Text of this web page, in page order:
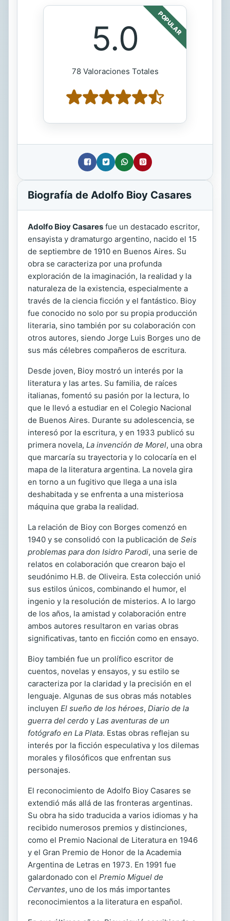
POPULAR
5.0
78 Valoraciones Totales
Biografía de Adolfo Bioy Casares
Adolfo Bioy Casares fue un destacado escritor,
ensayista y dramaturgo argentino, nacido el 15
de septiembre de 1910 en Buenos Aires. Su
obra se caracteriza por una profunda
exploración de la imaginación, la realidad y la
naturaleza de la existencia, especialmente a
través de la ciencia ficción y el fantástico. Bioy
fue conocido no solo por su propia producción
literaria, sino también por su colaboración con
otros autores, siendo Jorge Luis Borges uno de
sus más célebres compañeros de escritura.
Desde joven, Bioy mostró un interés por la
literatura y las artes. Su familia, de raíces
italianas, fomentó su pasión por la lectura, lo
que le llevó a estudiar en el Colegio Nacional
de Buenos Aires. Durante su adolescencia, se
interesó por la escritura, y en 1933 publicó su
primera novela, La invención de Morel, una obra
que marcaría su trayectoria y lo colocaría en el
mapa de la literatura argentina. La novela gira
en torno a un fugitivo que llega a una isla
deshabitada y se enfrenta a una misteriosa
máquina que graba la realidad.
La relación de Bioy con Borges comenzó en
1940 y se consolidó con la publicación de Seis
problemas para don Isidro Parodi, una serie de
relatos en colaboración que crearon bajo el
seudónimo H.B. de Oliveira. Esta colección unió
sus estilos únicos, combinando el humor, el
ingenio y la resolución de misterios. A lo largo
de los años, la amistad y colaboración entre
ambos autores resultaron en varias obras
significativas, tanto en ficción como en ensayo.
Bioy también fue un prolífico escritor de
cuentos, novelas y ensayos, y su estilo se
caracteriza por la claridad y la precisión en el
lenguaje. Algunas de sus obras más notables
incluyen El sueño de los héroes, Diario de la
guerra del cerdo y Las aventuras de un
fotógrafo en La Plata. Estas obras reflejan su
interés por la ficción especulativa y los dilemas
morales y filosóficos que enfrentan sus
personajes.
El reconocimiento de Adolfo Bioy Casares se
extendió más allá de las fronteras argentinas.
Su obra ha sido traducida a varios idiomas y ha
recibido numerosos premios y distinciones,
como el Premio Nacional de Literatura en 1946
y el Gran Premio de Honor de la Academia
Argentina de Letras en 1973. En 1991 fue
galardonado con el Premio Miguel de
Cervantes, uno de los más importantes
reconocimientos a la literatura en español.